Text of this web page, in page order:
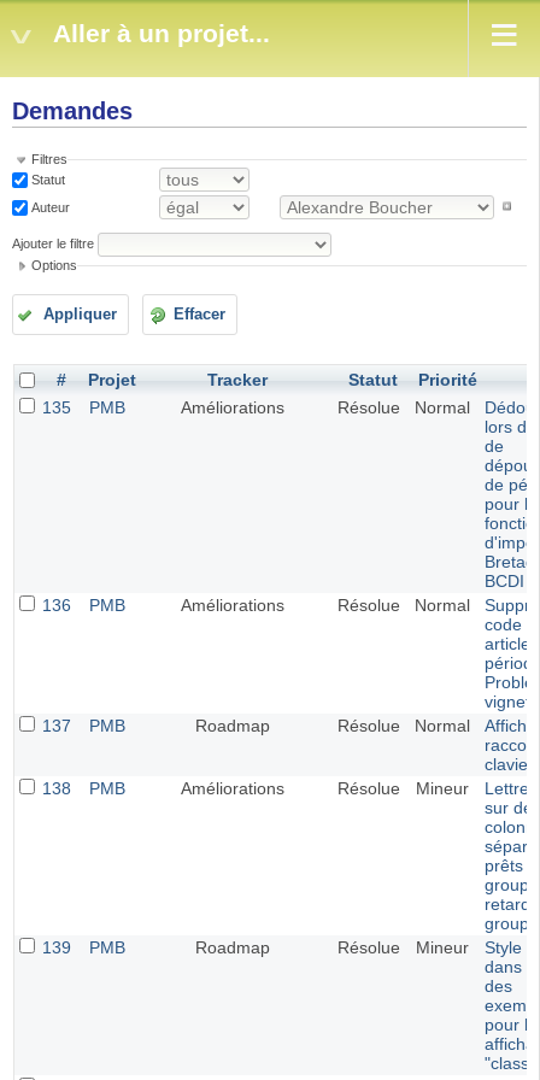
Aller à un projet...
Demandes
Filtres
Statut
Auteur
Ajouter le filtre
Options
Appliquer Effacer
# Projet Tracker Statut Priorité
135
PMB Améliorations Résolue Normal
lors
de
de
pour
BCDI
136
PMB Améliorations Résolue Normal
code
137
PMB Roadmap Résolue Normal
clavier
138
PMB Améliorations Résolue Mineur
Lettre
sur
prêts
groupe
139
PMB Roadmap Résolue Mineur
Style
dans
des
pour